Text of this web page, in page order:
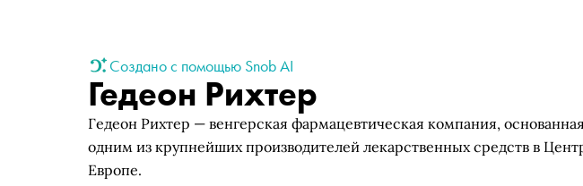
Создано с помощью Snob AI
Гедеон Рихтер
Гедеон Рихтер — венгерская фармацевтическая компания, основанная
одним из крупнейших производителей лекарственных средств в
Европе.